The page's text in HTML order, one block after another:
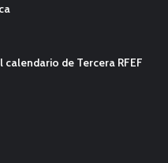
calendario de Tercera RFEF